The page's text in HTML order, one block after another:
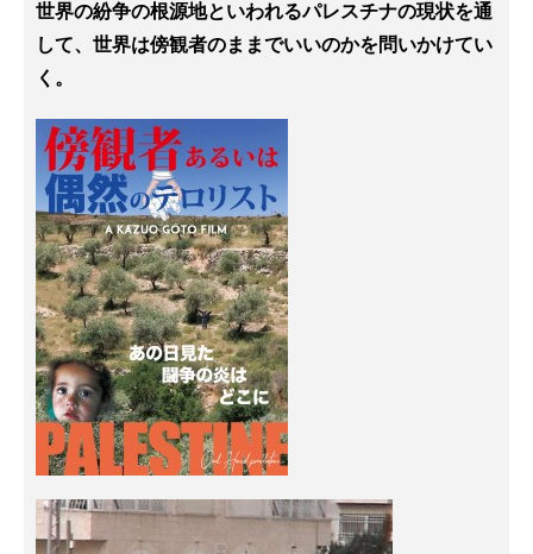
世界の紛争の根源地といわれるパレスチナの現状を通
して、世界は傍観者のままでいいのかを問いかけてい
く。